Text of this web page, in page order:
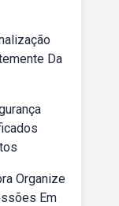
Da
Organize
Em